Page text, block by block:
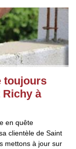
toujours
Richy à
en quête
clientèle de Saint
mettons à jour sur